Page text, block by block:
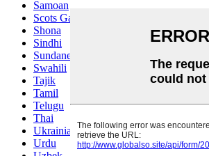
Samoan
Scots Gaelic
Shona
Sindhi
Sundanese
Swahili
Tajik
Tamil
Telugu
Thai
Ukrainian
Urdu